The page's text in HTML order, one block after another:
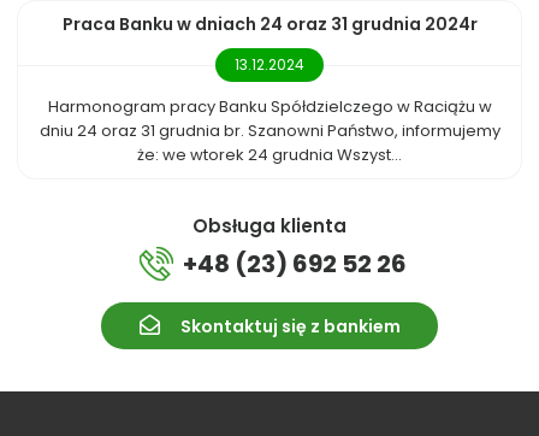
Praca Banku w dniach 24 oraz 31 grudnia 2024r
13.12.2024
Harmonogram pracy Banku Spółdzielczego w Raciążu w
dniu 24 oraz 31 grudnia br. Szanowni Państwo, informujemy
że: we wtorek 24 grudnia Wszyst...
Obsługa klienta
+48 (23) 692 52 26
Skontaktuj się z bankiem